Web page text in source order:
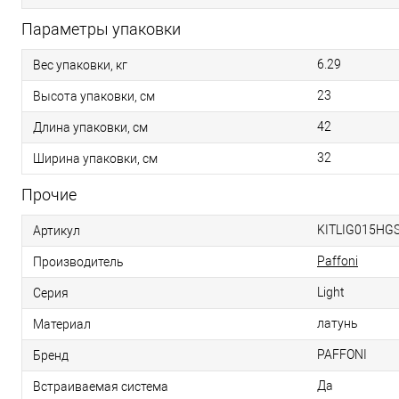
Параметры упаковки
Вес упаковки, кг 6.29
Высота упаковки, см 23
Длина упаковки, см 42
Ширина упаковки, см 32
Прочие
Артикул
Производитель Paffoni
Серия Light
Материал латунь
Бренд PAFFONI
Встраиваемая система Да